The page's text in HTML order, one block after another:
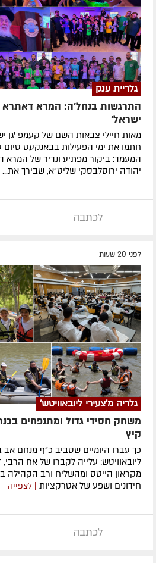
גלריית ענק
התרגשות בנחל'ה: המרא דאתרא
ישראל'
מאות חיילי צבאות השם של קעמפ 'גן
חתמו את ימי הפעילות בבאנקעט סיום
המעמד: ביקור מפתיע ונדיר של המרא
יהודה ירוסלבסקי שליט"א, שבירך את...
לכתבה
לפני 20 שעות
גלריה מ'צעירי ליובאוויטש'
קיץ
כך עברו היומיים שסביב כ"ף מנחם אב
ליובאוויטש: עלייה לקברו של אח
מקראון הייטס ומהשליח ורב הקהילה
חידונים ושפע של אטרקציות | לצפייה
לכתבה